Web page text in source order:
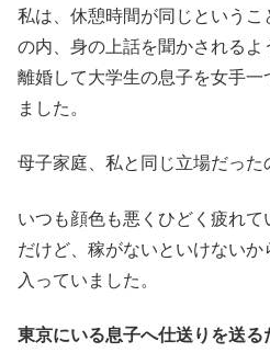
私は、休憩時間が同じという
の内、身の上話を聞かされるよ
離婚して大学生の息子を女手
ました。
母子家庭、私と同じ立場だった
いつも顔色も悪くひどく疲れて
だけど、稼がないといけない
入っていました。
東京にいる息子へ仕送りを送る